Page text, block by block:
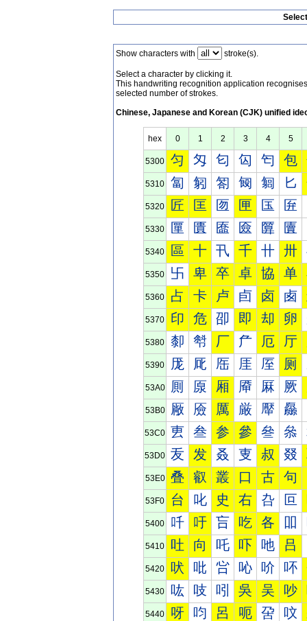
Show characters with stroke(s).
Select a character by clicking it.
This handwriting recognition application
selected number of strokes.
Chinese, Japanese and Korean (CJK) unified
hex 0 1 2 3 4 5
5300 匀 匁 匂 匃 匄 包
5310 匐 匑 匒 匓 匔 匕
5320 匠 匡 匢 匣 匤 匥
5330 匰 匱 匲 匳 匴 匵
5340 區 十 卂 千 卄 卅
5350 卐 卑 卒 卓 協 单
5360 占 卡 卢 卣 卤 卥
5370 印 危 卲 即 却 卵
5380 厀 厁 厂 厃 厄 厅
5390 厐 厑 厒 厓 厔 厕
53A0 厠 厡 厢 厣 厤 厥
53B0 厰 厱 厲 厳 厴 厵
53C0 叀 叁 参 參 叄 叅
53D0 叐 发 叒 叓 叔 叕
53E0 叠 叡 叢 口 古 句
53F0 台 叱 史 右 叴 叵
5400 吀 吁 吂 吃 各 吅
5410 吐 向 吒 吓 吔 吕
5420 吠 吡 吢 吣 吤 吥
5430 吰 吱 吲 吳 吴 吵
5440 呀 呁 呂 呃 呄 呅